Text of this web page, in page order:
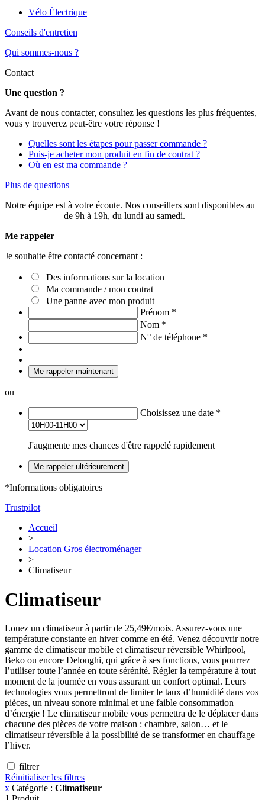
Vélo Électrique
Conseils d'entretien
Qui sommes-nous ?
Contact
Une question ?
Avant de nous contacter, consultez les questions les plus fréquentes,
vous y trouverez peut-être votre réponse !
Quelles sont les étapes pour passer commande ?
Puis-je acheter mon produit en fin de contrat ?
Où en est ma commande ?
Plus de questions
Notre équipe est à votre écoute. Nos conseillers sont disponibles au
de 9h à 19h, du lundi au samedi.
Me rappeler
Je souhaite être contacté concernant :
Des informations sur la location
Ma commande / mon contrat
Une panne avec mon produit
Prénom *
Nom *
N° de téléphone *
Me rappeler maintenant
ou
Choisissez une date *
J'augmente mes chances d'être rappelé rapidement
Me rappeler ultérieurement
*Informations obligatoires
Trustpilot
Accueil
>
Location Gros électroménager
>
Climatiseur
Climatiseur
Louez un climatiseur à partir de 25,49€/mois. Assurez-vous une
température constante en hiver comme en été. Venez découvrir notre
gamme de climatiseur mobile et climatiseur réversible Whirlpool,
Beko ou encore Delonghi, qui grâce à ses fonctions, vous pourrez
l’utiliser toute l’année en toute sérénité. Régler la température à tout
moment de la journée en vous assurant un confort optimal. Leurs
technologies vous permettront de limiter le taux d’humidité dans vos
pièces, un niveau sonore minimal et une faible consommation
d’énergie ! Le climatiseur mobile vous permettra de le déplacer dans
chacune des pièces de votre maison : chambre, salon… et le
climatiseur réversible à la possibilité de se transformer en chauffage
l’hiver.
filtrer
Réinitialiser les filtres
x Catégorie : Climatiseur